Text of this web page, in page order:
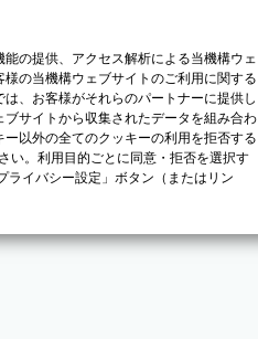
の提供、アクセス解析による当機構ウェ
の当機構ウェブサイトのご利用に関する
、お客様がそれらのパートナーに提供し
サイトから収集されたデータを組み合わ
以外の全てのクッキーの利用を拒否する
い。利用目的ごとに同意・拒否を選択す
ライバシー設定」ボタン（またはリン